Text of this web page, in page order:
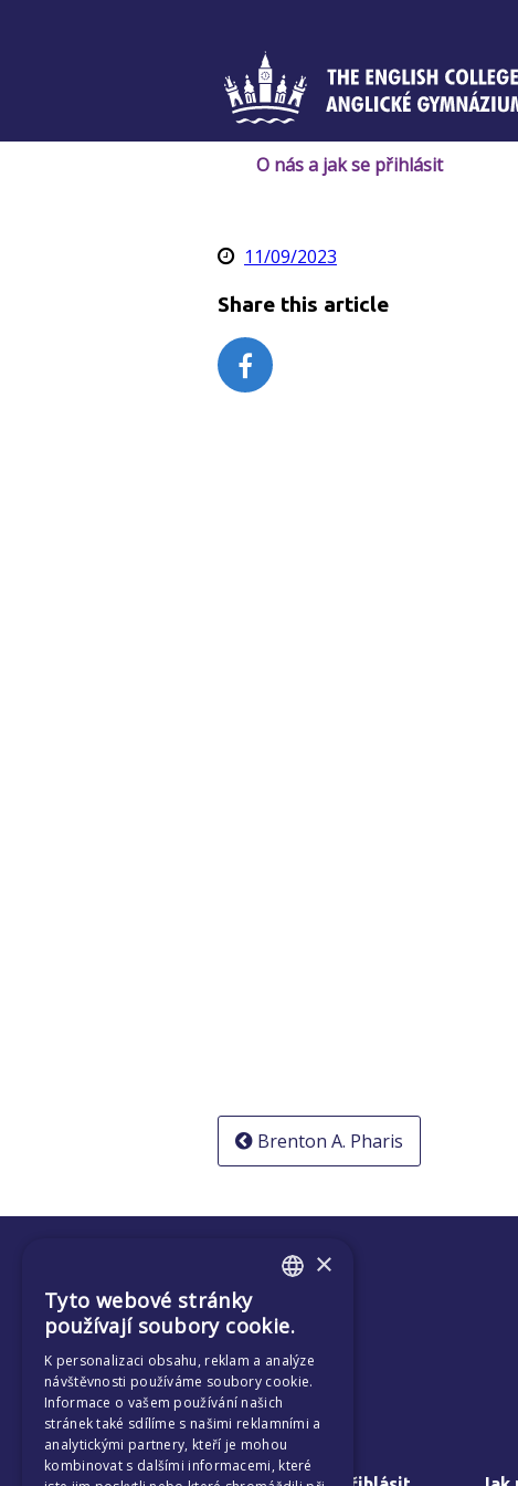
O nás a jak se přihlásit
11/09/2023
Share this article
Navigace
příspěvek
Brenton A. Pharis
×
Tyto webové stránky
používají soubory cookie.
K personalizaci obsahu, reklam a analýze
návštěvnosti používáme soubory cookie.
Informace o vašem používání našich
stránek také sdílíme s našimi reklamními a
analytickými partnery, kteří je mohou
kombinovat s dalšími informacemi, které